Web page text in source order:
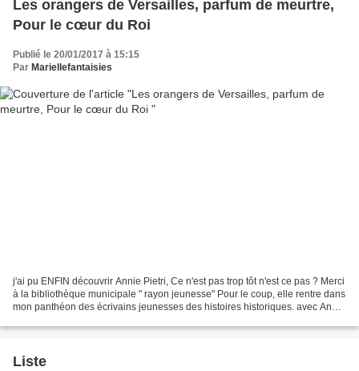
Les orangers de Versailles, parfum de meurtre,
Pour le cœur du Roi
Publié le 20/01/2017 à 15:15
Par Mariellefantaisies
j'ai pu ENFIN découvrir Annie Pietri, Ce n'est pas trop tôt n'est ce pas ? Merci
à la bibliothèque municipale " rayon jeunesse" Pour le coup, elle rentre dans
mon panthéon des écrivains jeunesses des histoires historiques. avec Anne
Liste